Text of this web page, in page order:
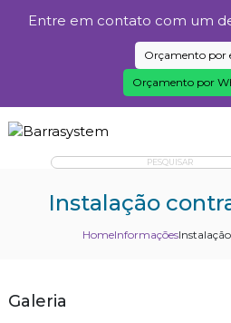
Entre em contato com um
Orçamento por
Orçamento por
PESQUISAR
Instalação
HomeInformações
Galeria